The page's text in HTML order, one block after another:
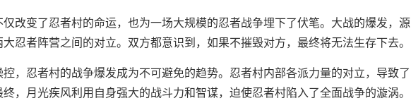
改变了忍者村的命运，也为一场大规模的忍者战争埋下了伏笔。大战的爆发，源
忍者阵营之间的对立。双方都意识到，如果不摧毁对方，最终将无法生存下去。
，忍者村的战争爆发成为不可避免的趋势。忍者村内部各派力量的对立，导致了
，月光疾风利用自身强大的战斗力和智谋，迫使忍者村陷入了全面战争的漩涡。